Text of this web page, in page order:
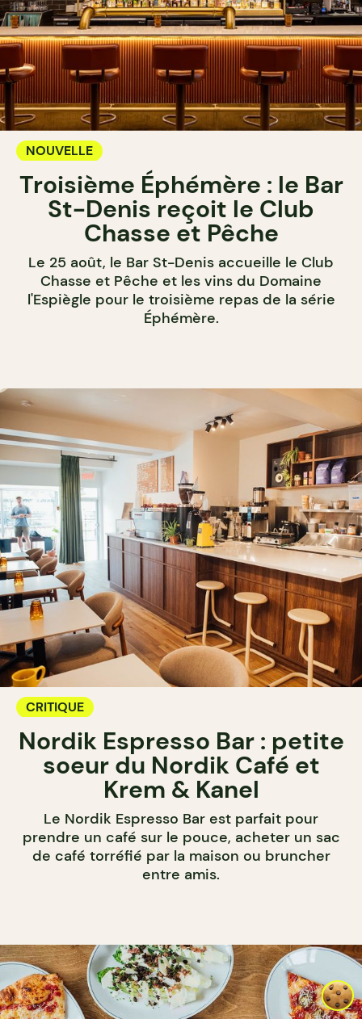
NOUVELLE
Troisième Éphémère : le Bar
St-Denis reçoit le Club
Chasse et Pêche
Le 25 août, le Bar St-Denis accueille le Club
Chasse et Pêche et les vins du Domaine
l'Espiègle pour le troisième repas de la série
Éphémère.
CRITIQUE
Nordik Espresso Bar : petite
soeur du Nordik Café et
Krem & Kanel
Le Nordik Espresso Bar est parfait pour
prendre un café sur le pouce, acheter un sac
de café torréfié par la maison ou bruncher
entre amis.